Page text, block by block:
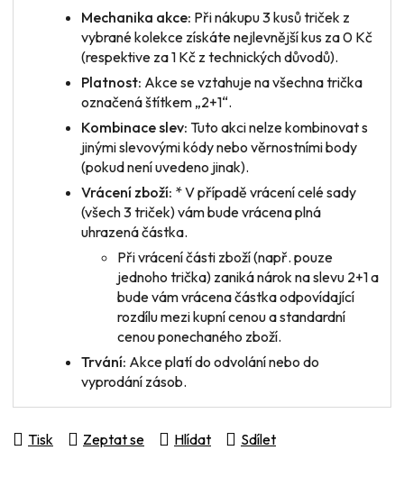
Mechanika akce: Při nákupu 3 kusů triček z
vybrané kolekce získáte nejlevnější kus za 0 Kč
(respektive za 1 Kč z technických důvodů).
Platnost: Akce se vztahuje na všechna trička
označená štítkem „2+1“.
Kombinace slev: Tuto akci nelze kombinovat s
jinými slevovými kódy nebo věrnostními body
(pokud není uvedeno jinak).
Vrácení zboží: * V případě vrácenícelé sady
(všech 3 triček) vám bude vrácena plná
uhrazená částka.
Při vráceníčásti zboží(např. pouze
jednoho trička) zaniká nárok na slevu 2+1 a
bude vám vrácena částka odpovídající
rozdílu mezi kupní cenou a standardní
cenou ponechaného zboží.
Trvání: Akce platí do odvolání nebo do
vyprodání zásob.
Tisk Zeptat se Hlídat Sdílet